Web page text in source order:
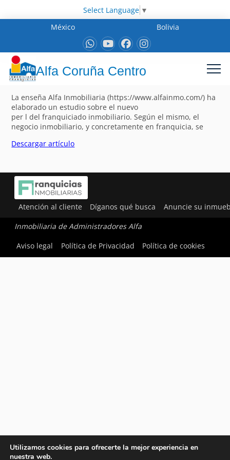
Select Language ▼
México
Bolivia
Alfa Coruña Centro
La enseña Alfa Inmobiliaria (https://www.alfainmo.com/) ha
elaborado un estudio sobre el nuevo
per l del franquiciado inmobiliario. Según el mismo, el
negocio inmobiliario, y concretamente en franquicia, se
Descargar artículo
Atención al cliente Díganos qué busca Anuncie su
Inmobiliaria de Administradores Alfa
Aviso legal
Política de Privacidad Política de cookies
Utilizamos cookies para ofrecerte la mejor experiencia en
nuestra web.